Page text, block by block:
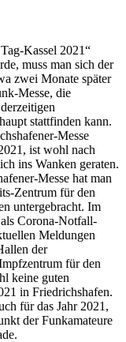
Kassel 2021“
muss man sich der
zwei Monate später
Messe, die
stattfinden kann.
Messe
ist wohl nach
ins Wanken geraten.
Messe hat man
Zentrum für den
untergebracht. Im
Corona-Notfall-
Meldungen
der
für den
keine guten
in Friedrichshafen.
für das Jahr 2021,
der Funkamateure